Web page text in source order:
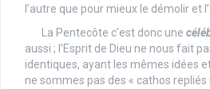
l’autre que pour mieux le démolir et
La Pentecôte c’est donc une
aussi ; l’Esprit de Dieu ne nous fait
identiques, ayant les mêmes idées
ne sommes pas des « cathos